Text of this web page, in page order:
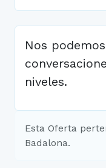
Nos
niveles.
Esta Oferta
Badalona.